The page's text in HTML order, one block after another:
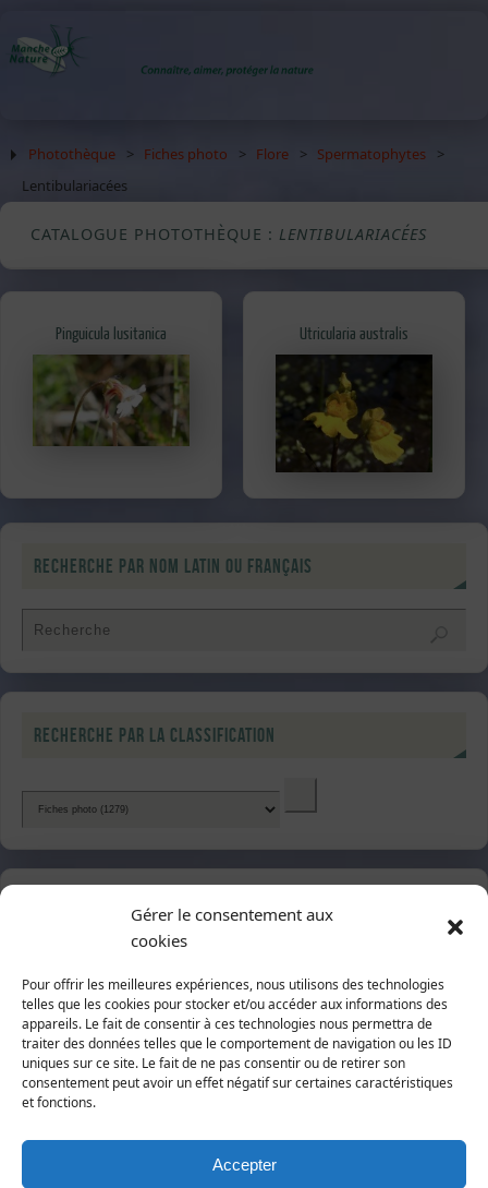
Gérer le consentement aux
cookies
Pour offrir les meilleures expériences, nous utilisons des technologies
telles que les cookies pour stocker et/ou accéder aux informations des
appareils. Le fait de consentir à ces technologies nous permettra de
traiter des données telles que le comportement de navigation ou les ID
uniques sur ce site. Le fait de ne pas consentir ou de retirer son
consentement peut avoir un effet négatif sur certaines caractéristiques
et fonctions.
Accepter
Photothèque > Fiches photo > Flore > Spermatophytes
>
Lentibulariacées
CATALOGUE PHOTOTHÈQUE : LENTIBULARIACÉES
Pinguicula lusitanica Utricularia australis
Recherche par nom latin ou français
Recherche par la classification
Dernières fiches publiées
Nicrophorus vespillo